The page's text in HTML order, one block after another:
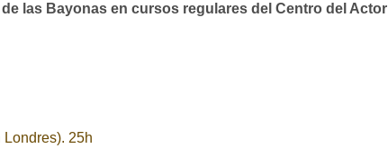
las Bayonas en cursos regulares del Centro del Actor
25h